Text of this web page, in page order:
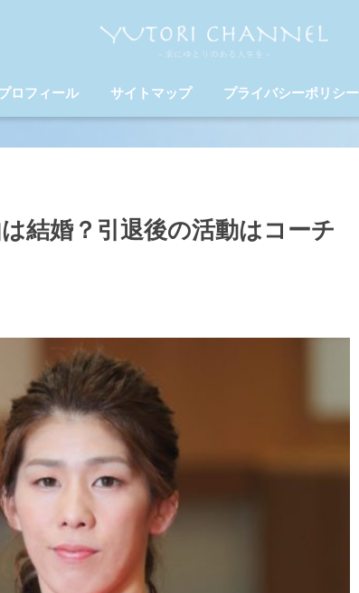
ロフィール サイトマップ プライバシーポリシー
結婚？引退後の活動はコーチ